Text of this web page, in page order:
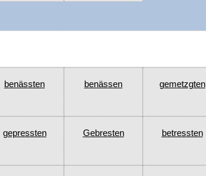
benässten benässen gemetzgten
gepressten Gebresten betressten